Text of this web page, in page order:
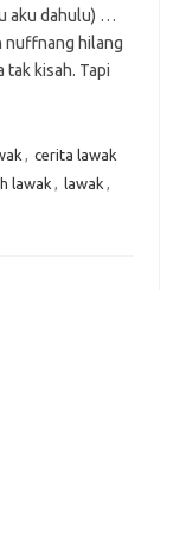
aku dahulu) …
nuffnang hilang
tak kisah. Tapi
, cerita lawak
lawak , lawak ,